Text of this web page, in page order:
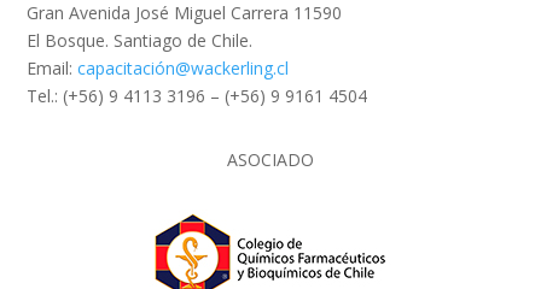
Gran Avenida José Miguel Carrera 11590
El Bosque. Santiago de Chile.
Email:capacitación@wackerling.cl
Tel.: (+56) 9 4113 3196 – (+56) 9 9161 4504
ASOCIADO